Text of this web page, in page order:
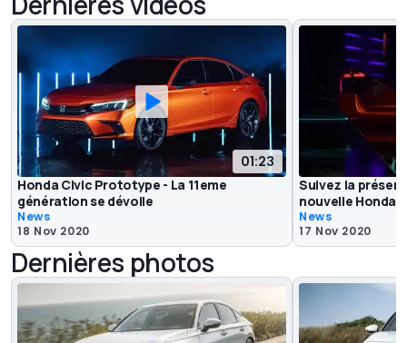
01:23
Honda Civic Prototype - La 11eme
génération se dévoile
News
18 Nov 2020
Suivez la
nouvelle Honda
News
17 Nov 2020
Dernières photos